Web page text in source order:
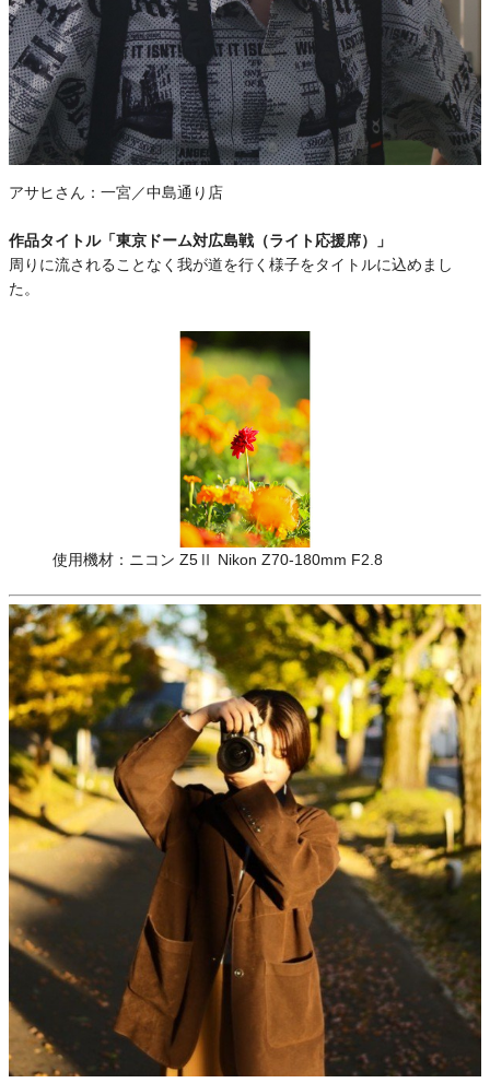
アサヒさん： 一宮／中島通り店
作品タイトル「東京ドーム対広島戦（ライト応援席）」
周りに流されることなく我が道を行く様子をタイトルに込めまし
た。
使用機材：ニコン Z5Ⅱ Nikon Z70-180mm F2.8